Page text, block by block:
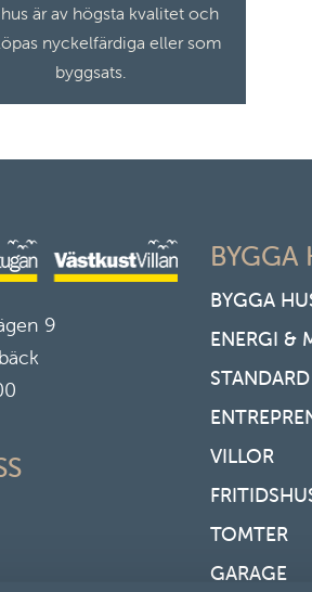
hus är av högsta kvalitet och
nyckelfärdiga eller som
byggsats.
9
BYGGA
BYGGA
ENERGI &
VILLOR
TOMTER
GARAGE